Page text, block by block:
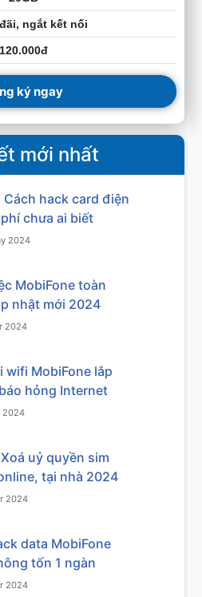
ngắt kết nối
120.000đ
ký ngay
mới nhất
Cách hack card điện
chưa ai biết
2024
MobiFone toàn
nhật mới 2024
2024
wifi MobiFone lắp
hỏng Internet
2024
uỷ quyền sim
tại nhà 2024
2024
data MobiFone
tốn 1 ngàn
2024